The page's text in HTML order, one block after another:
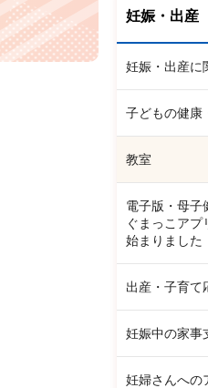
妊娠・出産
妊娠・出産に
子どもの健康
教室
電子版・母子
ぐまっこアプ
始まりました
出産・子育て
妊娠中の家事
妊婦さんへの